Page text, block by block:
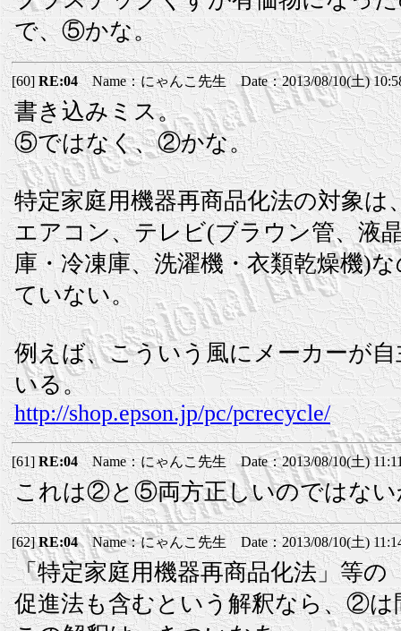
で、⑤かな。
[60]RE:04Name：にゃんこ先生 Date：2013/08/10(土)
書き込みミス。
⑤ではなく、②かな。
特定家庭用機器再商品化法の対象は
エアコン、テレビ(ブラウン管、液
庫・冷凍庫、洗濯機・衣類乾燥機)
ていない。
例えば、こういう風にメーカーが
いる。
http://shop.epson.jp/pc/pcrecycle/
[61]RE:04Name：にゃんこ先生 Date：2013/08/10(土)
これは②と⑤両方正しいのではない
[62]RE:04Name：にゃんこ先生 Date：2013/08/10(土)
「特定家庭用機器再商品化法」等の
促進法も含むという解釈なら、②は